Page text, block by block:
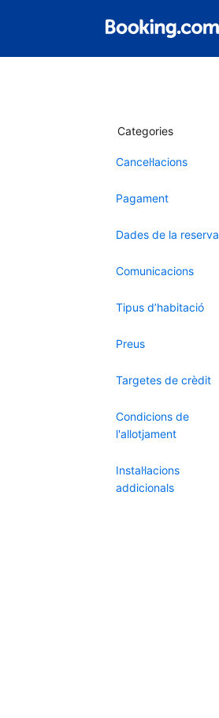
Categories
Cancel·lacions
Pagament
Dades de la reserva
Comunicacions
Tipus d’habitació
Preus
Targetes de crèdit
Condicions de
l'allotjament
Instal·lacions
addicionals